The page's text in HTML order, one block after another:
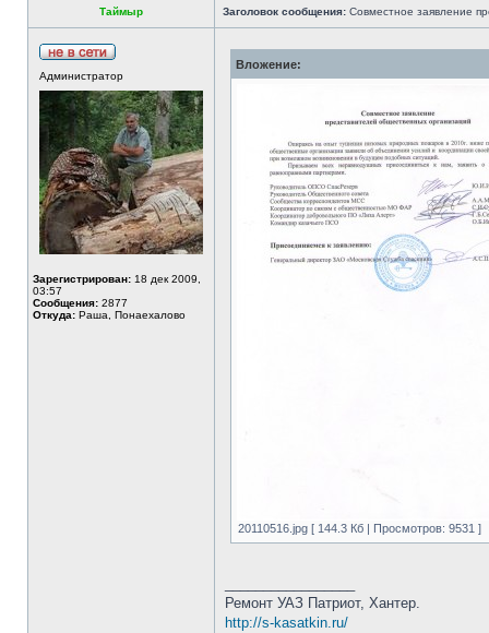
Таймыр Заголовок сообщения: Совместное заявление
Администратор
Зарегистрирован: 18 дек 2009,
03:57
Сообщения: 2877
Откуда: Раша, Понаехалово
Вложение:
20110516.jpg [ 144.3 Кб | Просмотров: 9531 ]
Ремонт УАЗ Патриот, Хантер.
http://s-kasatkin.ru/